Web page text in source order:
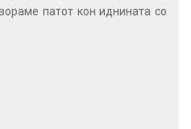
патот кон иднината со